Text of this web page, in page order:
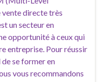
directe très
un secteur en
opportunité à ceux qui
entreprise. Pour réussir
se former en
vous recommandons